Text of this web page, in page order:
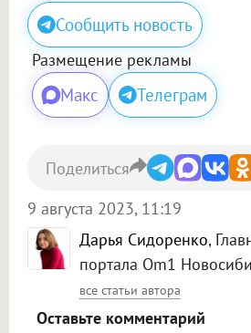
Сообщить новость
Размещение рекламы
Макс Телеграм
Дарья Сидоренко,
портала Om1
все статьи автора
9 августа 2023, 11:19
Поделиться
Оставьте комментарий